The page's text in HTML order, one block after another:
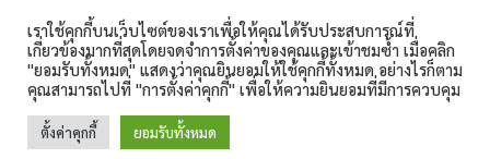
โทรสาร : 044-513-187 E-Mail :
sirindhorn.surin@gmail.com
เราใช้คุกกี้บนเว็บไซต์ของเราเพื่อให้คุณได้รับประสบการณ์ที่
เกี่ยวข้องมากที่สุดโดยจดจำการตั้งค่าของคุณและเข้าชมซ้ำ เมื่อคลิก
"ยอมรับทั้งหมด" แสดงว่าคุณยินยอมให้ใช้คุกกี้ทั้งหมด อย่างไรก็ตาม
คุณสามารถไปที่ "การตั้งค่าคุกกี้" เพื่อให้ความยินยอมที่มีการควบคุม
ตั้งค่าคุกกี้ ยอมรับทั้งหมด